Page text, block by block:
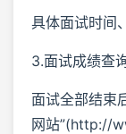
具体面试时间
3.面试成绩查询
面试全部结束
网站”(http://